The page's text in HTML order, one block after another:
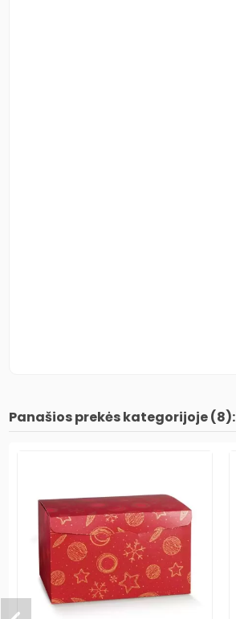
Panašios prekės kategorijoje (8):